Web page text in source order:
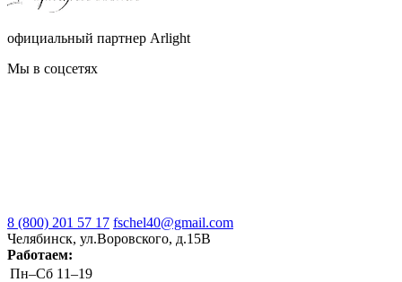
официальный партнер Arlight
Мы в соцсетях
8 (800) 201 57 17 fschel40@gmail.com
Челябинск, ул.Воровского, д.15В
Работаем:
Пн–Cб 11–19